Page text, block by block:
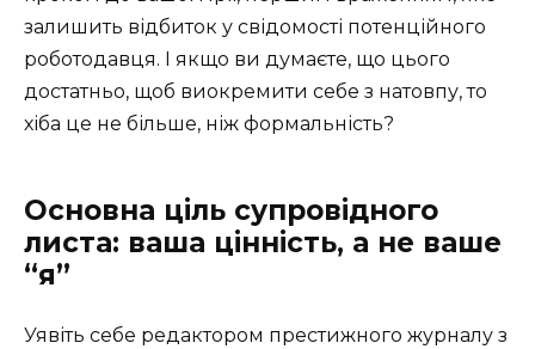
залишить відбиток у свідомості потенційного
роботодавця. І якщо ви думаєте, що цього
достатньо, щоб виокремити себе з натовпу, то
хіба це не більше, ніж формальність?
Основна ціль супровідного
листа: ваша цінність, а не ваше
“я”
Уявіть себе редактором престижного журналу з